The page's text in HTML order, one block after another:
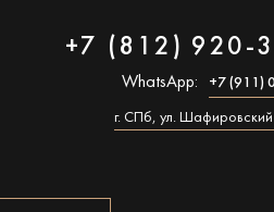
+7 (812) 920-
WhatsApp: +7 (911)
г. СПб, ул.